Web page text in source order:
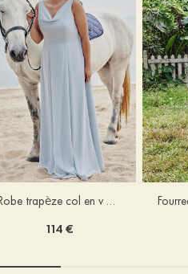
Robe trapèze col en v mousseline ras du sol robe de demoiselle d'honneur
114 €